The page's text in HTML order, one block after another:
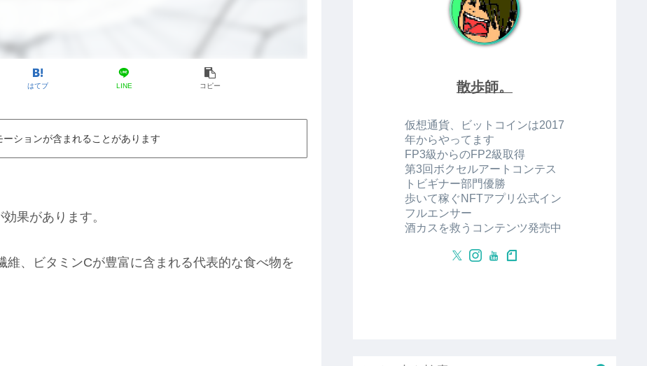
はてブ LINE コピー
ションが含まれることがあります
効果があります。
維、ビタミンCが豊富に含まれる代表的な食べ物を
散歩師。
仮想通貨、ビットコインは2017
年からやってます
FP3級からのFP2級取得
第3回ボクセルアートコンテス
トビギナー部門優勝
歩いて稼ぐNFTアプリ公式イン
フルエンサー
酒カスを救うコンテンツ発売中